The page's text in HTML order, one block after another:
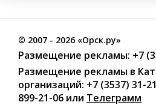
© 2007 - 2026 «Орск.ру»
Размещение рекламы: +7
Размещение рекламы в
организаций: +7 (3537) 31-
899-21-06 или Телеграмм